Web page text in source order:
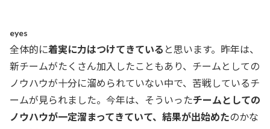
eyes
全体的に着実に力はつけてきている と思います。昨年は、
新チームがたくさん加入したこともあり、チームとしての
ノウハウが十分に溜められていない中で、苦戦しているチ
ームが見られました。今年は、そういったチームとしての
ノウハウが一定溜まってきていて、結果が出始めたのかな